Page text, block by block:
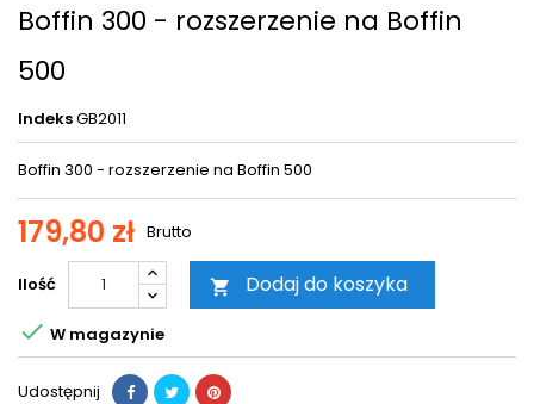
Boffin 300 - rozszerzenie na Boffin
500
IndeksGB2011
Boffin 300 - rozszerzenie na Boffin 500
179,80 zł Brutto
Ilość  Dodaj do koszyka
 W magazynie
Udostępnij